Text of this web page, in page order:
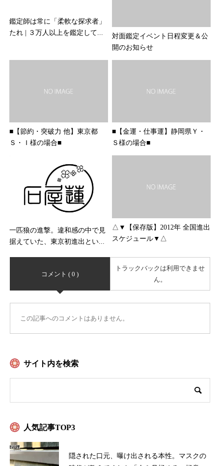
鑑定師は常に「柔軟な探求者」
たれ | ３万人以上を鑑定して...
対面鑑定イベント日程変更＆公
開のお知らせ
■【節約・突破力 他】東京都
Ｓ・Ｉ様の場合■
■【金運・仕事運】静岡県Ｙ・
Ｓ様の場合■
一匹狼の進撃。違和感の中で見
据えていた、東京初進出とい...
△▼【保存版】2012年 全国進出
スケジュール▼△
コメント ( 0 )
トラックバックは利用できませ
ん。
この記事へのコメントはありません。
サイト内を検索
人気記事TOP3
隠された口元、曝け出される本性。マスクの